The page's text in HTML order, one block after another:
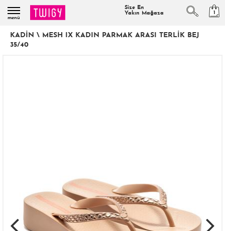
menü
Size En
Yakın Mağaza
1
KADIN \ MESH IX KADIN PARMAK ARASI TERLIK BEJ
35/40